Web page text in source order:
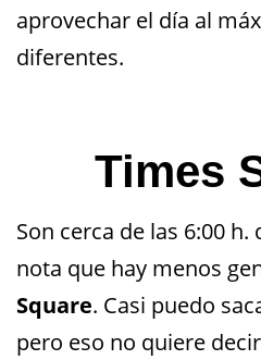
aprovechar el día al
diferentes.
Times
Son cerca de las 6:00 h.
nota que hay menos
Square. Casi puedo
pero eso no quiere